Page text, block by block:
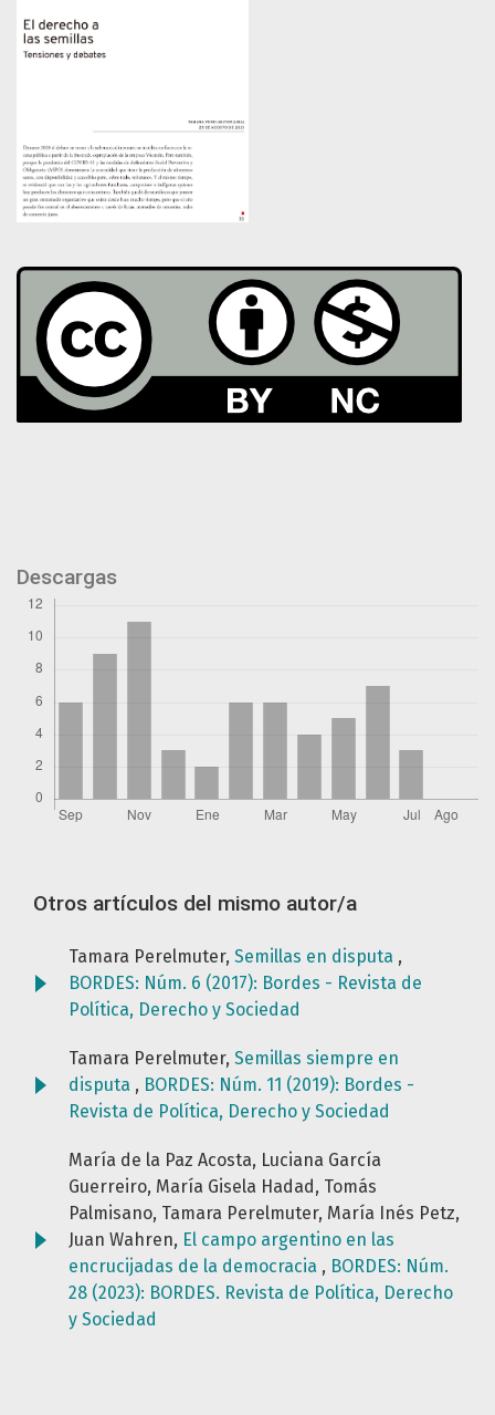
Descargas
Otros artículos del mismo autor/a
Tamara Perelmuter, Semillas en disputa ,
BORDES: Núm. 6 (2017): Bordes - Revista de
Política, Derecho y Sociedad
Tamara Perelmuter, Semillas siempre en
disputa , BORDES: Núm. 11 (2019): Bordes -
Revista de Política, Derecho y Sociedad
María de la Paz Acosta, Luciana García
Guerreiro, María Gisela Hadad, Tomás
Palmisano, Tamara Perelmuter, María Inés Petz,
Juan Wahren, El campo argentino en las
encrucijadas de la democracia , BORDES: Núm.
28 (2023): BORDES. Revista de Política, Derecho
y Sociedad